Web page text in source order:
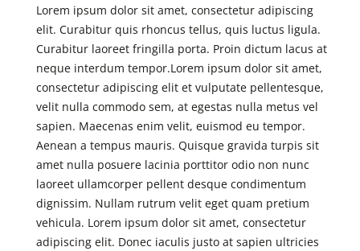
Lorem ipsum dolor sit amet, consectetur adipiscing
elit. Curabitur quis rhoncus tellus, quis luctus ligula.
Curabitur laoreet fringilla porta. Proin dictum lacus at
neque interdum tempor.Lorem ipsum dolor sit amet,
consectetur adipiscing elit et vulputate pellentesque,
velit nulla commodo sem, at egestas nulla metus vel
sapien. Maecenas enim velit, euismod eu tempor.
Aenean a tempus mauris. Quisque gravida turpis sit
amet nulla posuere lacinia porttitor odio non nunc
laoreet ullamcorper pellent desque condimentum
dignissim. Nullam rutrum velit eget quam pretium
vehicula. Lorem ipsum dolor sit amet, consectetur
adipiscing elit. Donec iaculis justo at sapien ultricies